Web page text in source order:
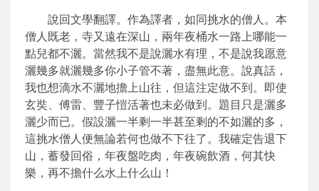
說回文學翻譯。作為譯者，如同挑水的僧人。本
僧人既老，寺又遠在深山，兩年夜桶水一路上哪能一
點兒都不灑。當然我不是說灑水有理，不是說我愿意
灑幾多就灑幾多你小子管不著，盡無此意。說真話，
我也想滴水不灑地擔上山往，但這注定做不到。即使
玄奘、傅雷、豐子愷活著也未必做到。題目只是灑多
灑少而已。假設灑一半剩一半甚至剩的不如灑的多，
這挑水僧人便無論若何也做不下往了。我確定告退下
山，蓄發回俗，年夜盤吃肉，年夜碗飲酒，何其快
樂，再不擔什么水上什么山！